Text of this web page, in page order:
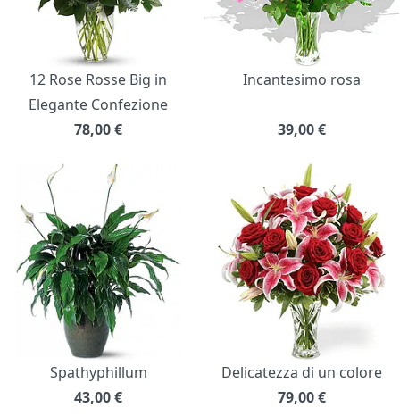
12 Rose Rosse Big in
Elegante Confezione
78,00€
Incantesimo rosa
39,00€
Spathyphillum
43,00€
Delicatezza di un colore
79,00€